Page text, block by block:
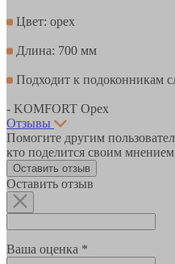
Цвет: орех
Длина: 700 мм
Подходит к подоконникам
- KOMFORT Орех
Отзывы
Помогите другим
кто поделится своим
Оставить отзыв
Оставить отзыв
Ваша оценка *